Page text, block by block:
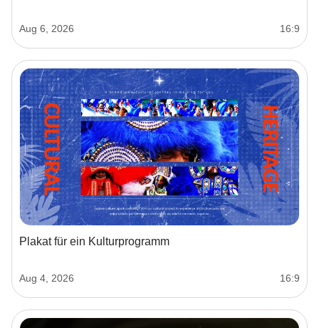
Aug 6, 2026 16:9
Plakat für ein Kulturprogramm
Aug 4, 2026 16:9